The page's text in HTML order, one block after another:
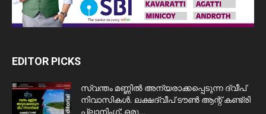
EDITOR PICKS
സ്വന്തം മണ്ണിൽ അന്യരാക്കപ്പെടുന്ന ദ്വീപ്
നിവാസികൾ. ലക്ഷദ്വീപ് ടൗൺ ആന്റ് കണ്ട്രി
പ്ലാനിംഗ്; ഒരു...